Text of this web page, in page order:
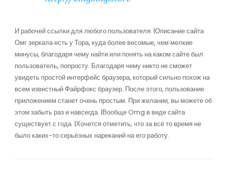
И рабочей ссылки для любого пользователя. |Описание сайта
Омг зеркала есть у Тора, куда более весомые, чем мелкие
минусы, благодаря чему найти или понять на каком сайте был
пользователь, попросту. Благодаря чему никто не сможет
увидеть простой интерфейс браузера, который сильно похож на
всем известный Файрфокс браузер. После этого, пользование
приложением станет очень простым. При желании, вы можете об
этом забыть раз и навсегда. |Вообще Omg в виде сайта
существует с года. |Хочется отметить, что за всё то время не
было каких-то серьёзных нареканий на его работу.